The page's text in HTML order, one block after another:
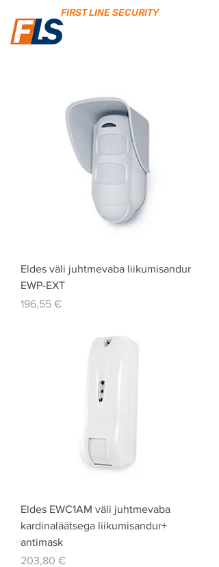
FIRST LINE SECURITY
Eldes väli juhtmevaba liikumisandur
EWP-EXT
Price
196,55 €
Eldes EWC1AM väli juhtmevaba
kardinaläätsega liikumisandur+
antimask
Price
203,80 €